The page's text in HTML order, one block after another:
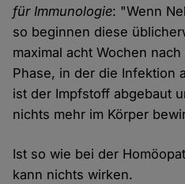
für Immunologie: "Wenn
so beginnen diese
maximal acht Wochen
Phase, in der die Infektion
ist der Impfstoff abgebaut
nichts mehr im Körper
Ist so wie bei der
kann nichts wirken.